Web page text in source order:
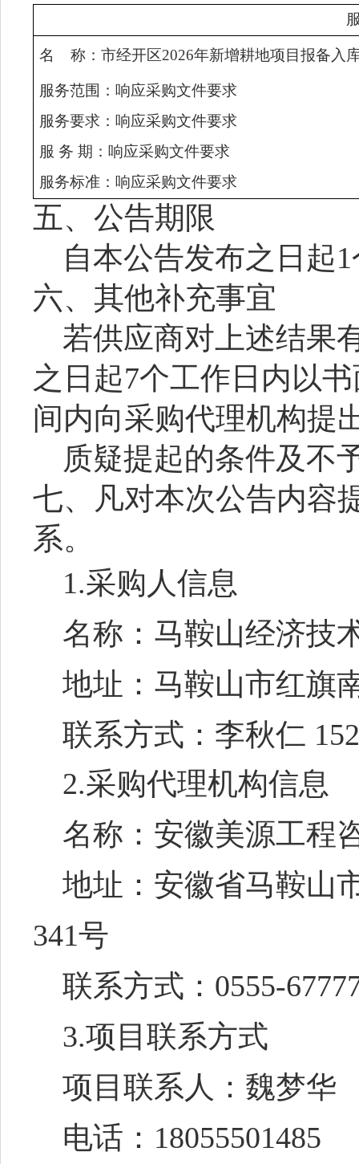
名 称：市经开区2026年新增耕地项目报备入
服务范围：响应采购文件要求
服务要求：响应采购文件要求
服 务 期：响应采购文件要求
服务标准：响应采购文件要求
五、公告期限
自本公告发布之日起
六、其他补充事宜
若供应商对上述结果
之日起7个工作日内以
间内向采购代理机构提
质疑提起的条件及不
七、凡对本次公告内容
系。
1.采购人信息
名称：马鞍山经济技
地址：马鞍山市红旗
联系方式：李秋仁
2.采购代理机构信息
名称：安徽美源工程
地址：安徽省马鞍山
341号
联系方式： 0555-
3.项目联系方式
项目联系人：魏梦华
电话： 18055501485